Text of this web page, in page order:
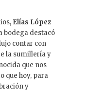
Elías López
bodega destacó
contar con
la sumillería y
que nos
que hoy, para
y